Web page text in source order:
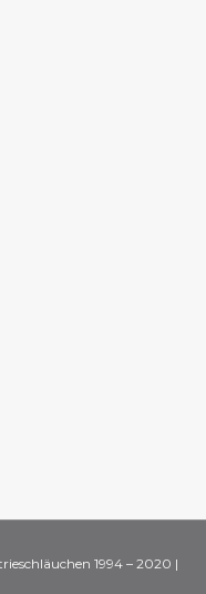
1994 – 2020 |